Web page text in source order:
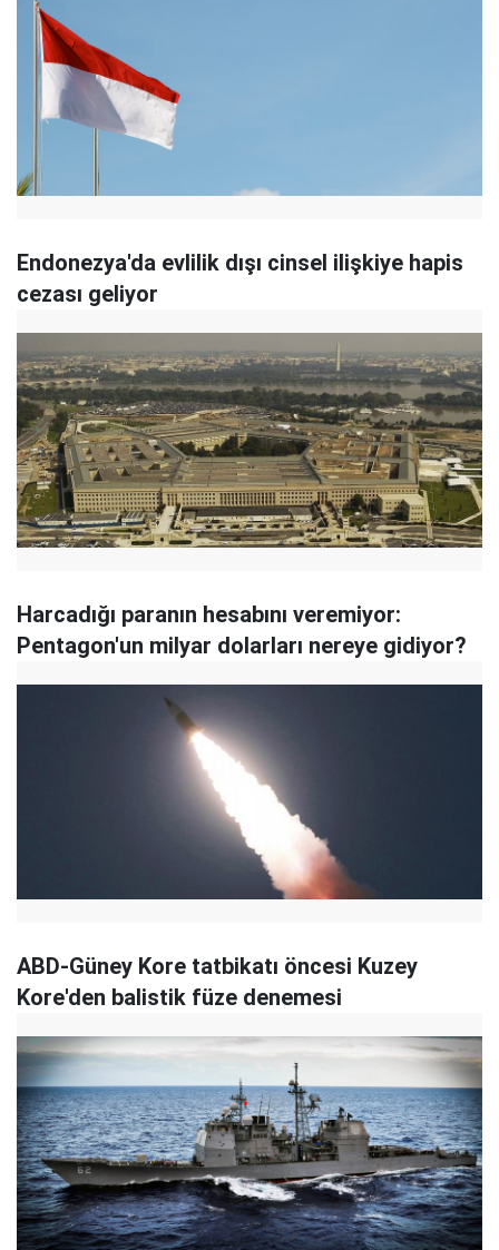
Endonezya'da evlilik dışı cinsel ilişkiye hapis
cezası geliyor
Harcadığı paranın hesabını veremiyor:
Pentagon'un milyar dolarları nereye gidiyor?
ABD-Güney Kore tatbikatı öncesi Kuzey
Kore'den balistik füze denemesi